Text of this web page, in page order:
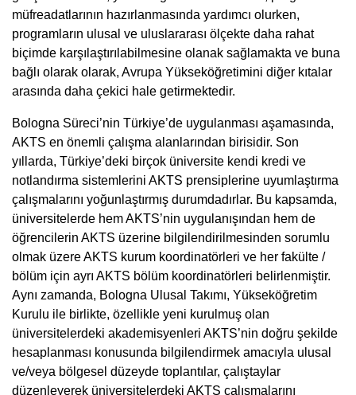
müfreadatlarının hazırlanmasında yardımcı olurken,
programların ulusal ve uluslararası ölçekte daha rahat
biçimde karşılaştırılabilmesine olanak sağlamakta ve buna
bağlı olarak olarak, Avrupa Yükseköğretimini diğer kıtalar
arasında daha çekici hale getirmektedir.
Bologna Süreci’nin Türkiye’de uygulanması aşamasında,
AKTS en önemli çalışma alanlarından birisidir. Son
yıllarda, Türkiye’deki birçok üniversite kendi kredi ve
notlandırma sistemlerini AKTS prensiplerine uyumlaştırma
çalışmalarını yoğunlaştırmış durumdadırlar. Bu kapsamda,
üniversitelerde hem AKTS’nin uygulanışından hem de
öğrencilerin AKTS üzerine bilgilendirilmesinden sorumlu
olmak üzere AKTS kurum koordinatörleri ve her fakülte /
bölüm için ayrı AKTS bölüm koordinatörleri belirlenmiştir.
Aynı zamanda, Bologna Ulusal Takımı, Yükseköğretim
Kurulu ile birlikte, özellikle yeni kurulmuş olan
üniversitelerdeki akademisyenleri AKTS’nin doğru şekilde
hesaplanması konusunda bilgilendirmek amacıyla ulusal
ve/veya bölgesel düzeyde toplantılar, çalıştaylar
düzenleyerek üniversitelerdeki AKTS çalışmalarını